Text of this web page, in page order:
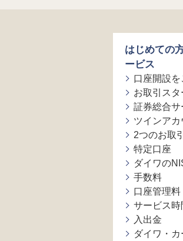
はじめての
ービス
口座開設
お取引スタ
証券総合サ
ツインアカ
2つのお取
特定口座
ダイワの
手数料
口座管理料
サービス時
入出金
ダイワ・カ